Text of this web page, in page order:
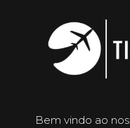
Bem vindo ao